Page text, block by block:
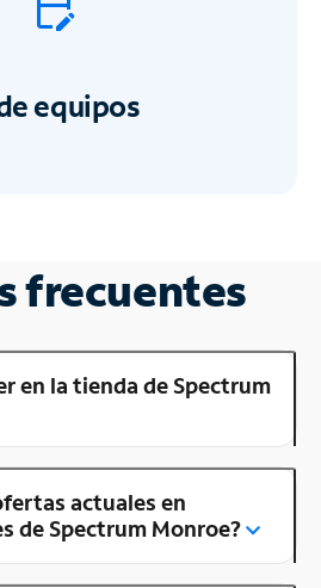
equipos
frecuentes
en la tienda de Spectrum
actuales en
de Spectrum Monroe?